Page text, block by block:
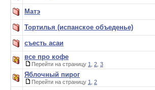
Матэ
Тортилья (испанское объеденье)
съесть асаи
все про кофе
Перейти на страницу 1 2 3
Яблочный пирог
Перейти на страницу 1 2